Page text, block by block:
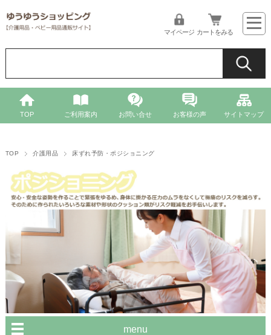
マイページ カートをみる
TOP ご利用案内 お問い合せ お客様の声 サイトマップ
TOP 介護用品 床ずれ予防・ポジショニング
menu